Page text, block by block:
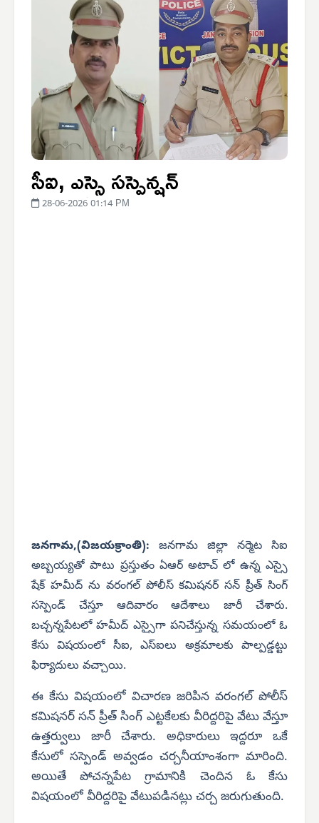
సీఐ, ఎస్సై సస్పెన్షన్
28-06-2026 01:14 PM
జనగామ,(విజయక్రాంతి): జనగామ జిల్లా నర్మెట సిఐ
అబ్బయ్యతో పాటు ప్రస్తుతం ఏఆర్ అటాచ్ లో ఉన్న ఎస్సై
షేక్ హమీద్ ను వరంగల్ పోలీస్ కమిషనర్ సన్ ప్రీత్ సింగ్
సస్పెండ్ చేస్తూ ఆదివారం ఆదేశాలు జారీ చేశారు.
బచ్చన్నపేటలో హమీద్ ఎస్సైగా పనిచేస్తున్న సమయంలో ఓ
కేసు విషయంలో సీఐ, ఎస్ఐలు అక్రమాలకు పాల్పడ్డట్టు
ఫిర్యాదులు వచ్చాయి.
ఈ కేసు విషయంలో విచారణ జరిపిన వరంగల్ పోలీస్
కమిషనర్ సన్ ప్రీత్ సింగ్ ఎట్టకేలకు వీరిద్దరిపై వేటు వేస్తూ
ఉత్తర్వులు జారీ చేశారు. అధికారులు ఇద్దరూ ఒకే
కేసులో సస్పెండ్ అవ్వడం చర్చనీయాంశంగా మారింది.
అయితే పోచన్నపేట గ్రామానికి చెందిన ఓ కేసు
విషయంలో వీరిద్దరిపై వేటుపడినట్లు చర్చ జరుగుతుంది.